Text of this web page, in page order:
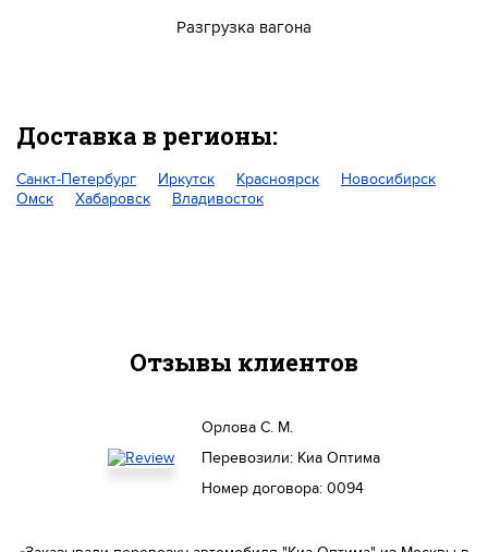
Разгрузка вагона
Доставка в регионы:
Санкт-Петербург Иркутск Красноярск
Новосибирск
Омск
Хабаровск Владивосток
Отзывы клиентов
Орлова С. М.
Перевозили: Киа Оптима
Номер договора: 0094